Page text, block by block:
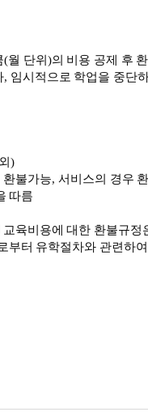
(월 단위 )의 비용 공제 후
, 임시적으로 학업을 중단
)
환불가능, 서비스의 경우
따름
교육비용에 대한 환불규정
부터 유학절차와 관련하여